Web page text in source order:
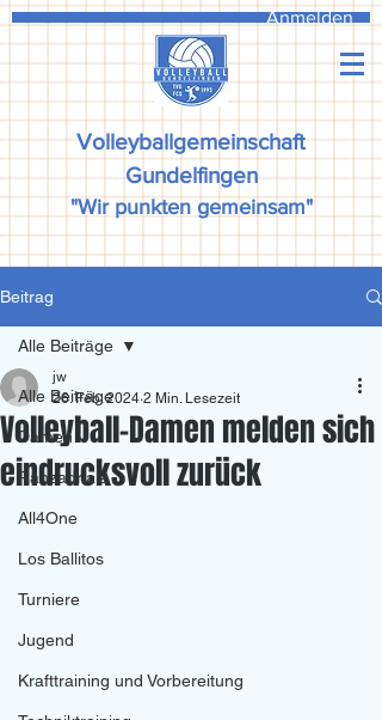
Anmelden
Volleyballgemeinschaft
Gundelfingen
"Wir punkten gemeinsam"
Beitrag
Alle Beiträge
Damen
Ranzadriala
All4One
Los Ballitos
Turniere
Jugend
Krafttraining und Vorbereitung
Alle Beiträge
Volleyball-Damen melden sich
eindrucksvoll zurück
jw
26. Feb. 2024 2 Min. Lesezeit